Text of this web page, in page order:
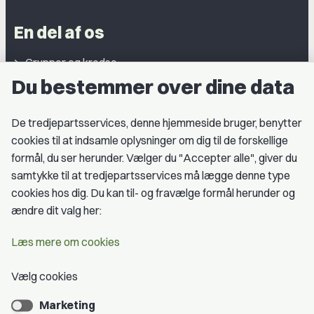
En del af os
Grupper og kredse
Studentergrupper
Medlemskab
Fordele som medlem
Kontingent
Bliv medlem
Du bestemmer over dine data
De tredjepartsservices, denne hjemmeside bruger, benytter
cookies til at indsamle oplysninger om dig til de forskellige
formål, du ser herunder. Vælger du "Accepter alle", giver du
samtykke til at tredjepartsservices må lægge denne type
cookies hos dig. Du kan til- og fravælge formål herunder og
ændre dit valg her:
Læs mere om cookies
Vælg cookies
Marketing